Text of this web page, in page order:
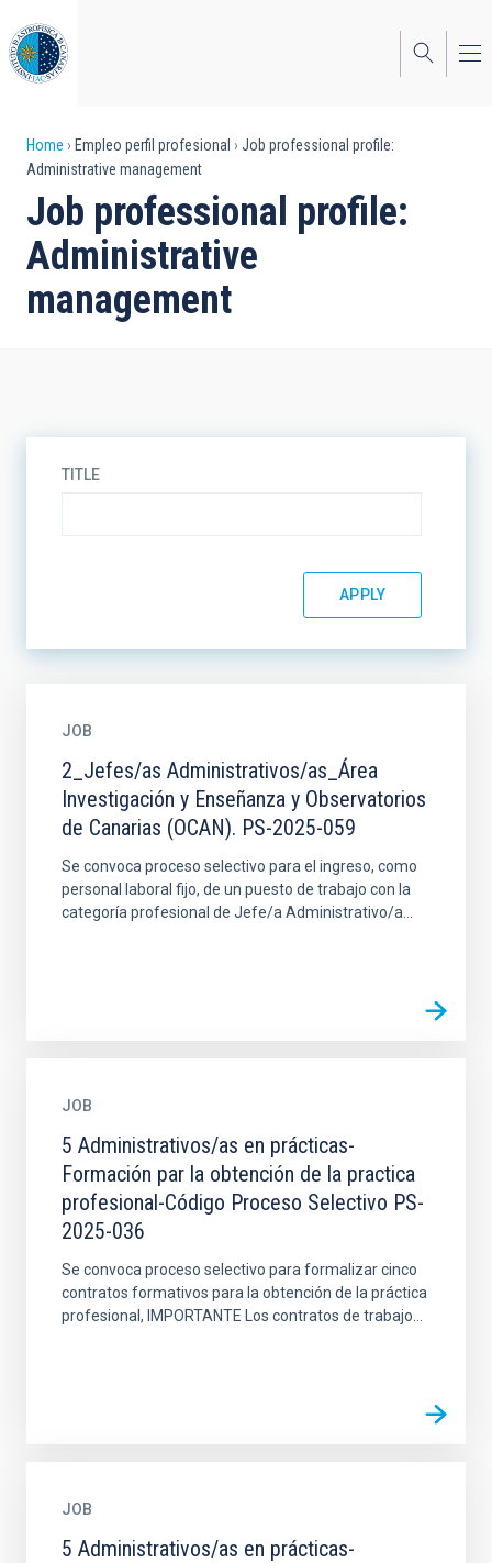
to
main
content
Breadcrumb
Home Empleo perfil profesional
Job professional profile:
Administrative management
Job professional profile:
Administrative
management
TITLE
JOB
2_Jefes/as Administrativos/as_Área
Investigación y Enseñanza y Observatorios
de Canarias (OCAN). PS-2025-059
Se convoca proceso selectivo para el ingreso, como
personal laboral fijo, de un puesto de trabajo con la
categoría profesional de Jefe/a Administrativo/a...
JOB
5 Administrativos/as en prácticas-
Formación par la obtención de la practica
profesional-Código Proceso Selectivo PS-
2025-036
Se convoca proceso selectivo para formalizar cinco
contratos formativos para la obtención de la práctica
profesional, IMPORTANTE Los contratos de trabajo...
JOB
5 Administrativos/as en prácticas-